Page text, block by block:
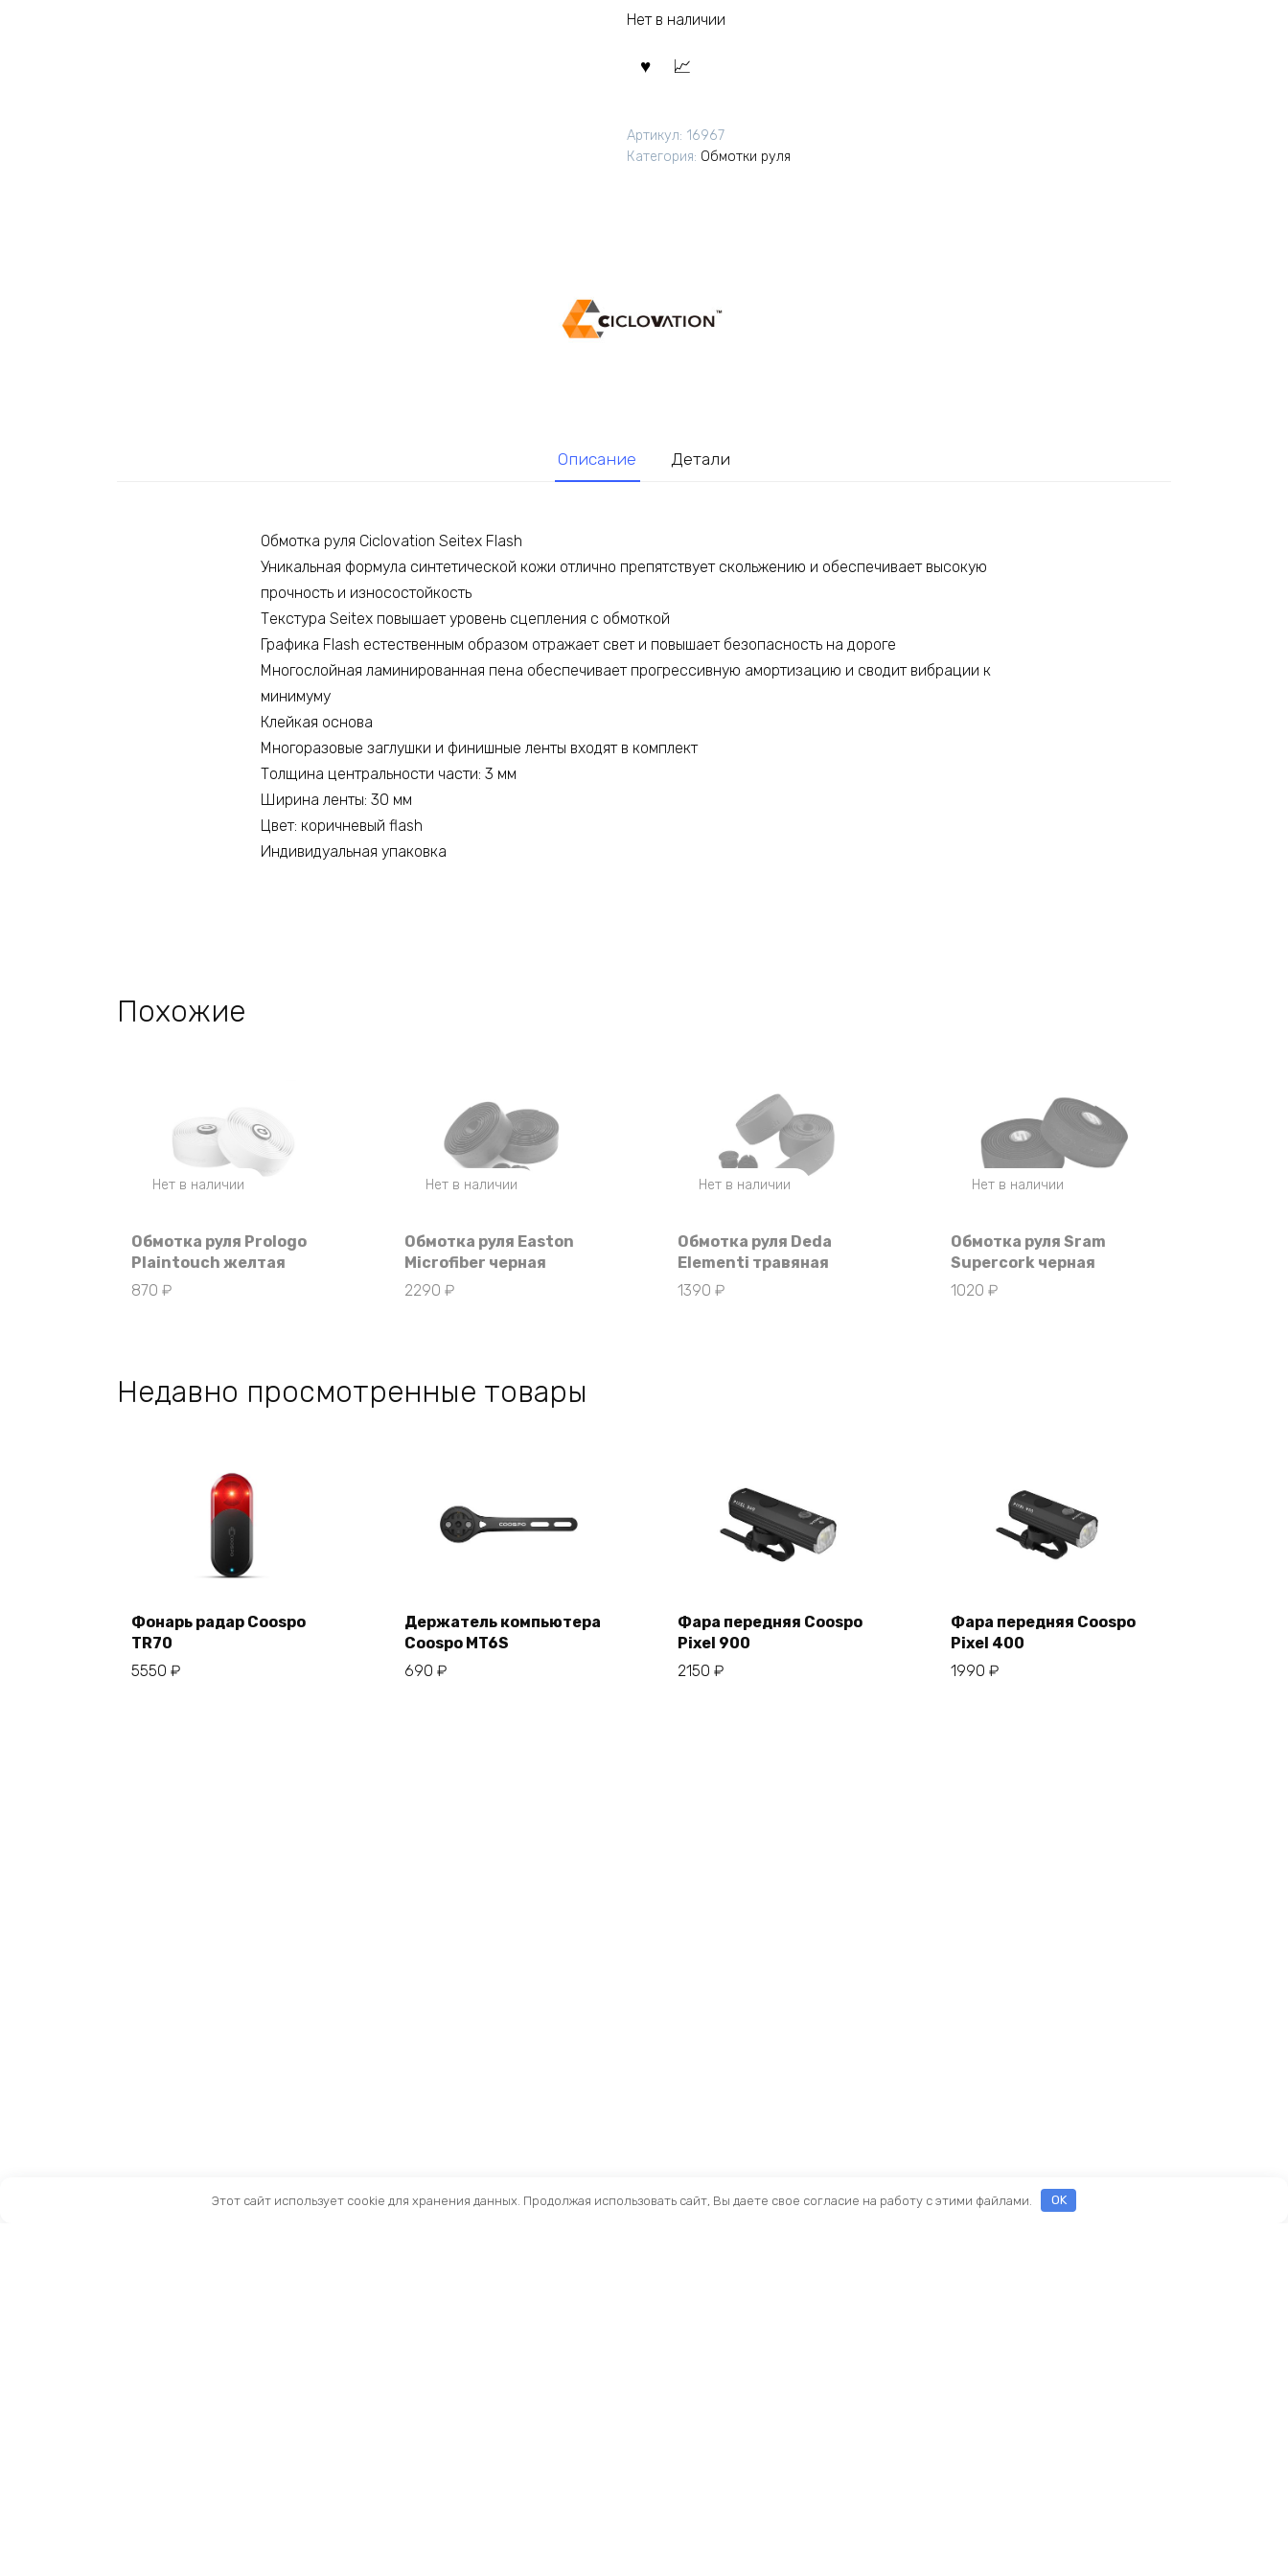
Нет в наличии
Артикул: 16967
Категория: Обмотки руля
Описание Детали
Обмотка руля Ciclovation Seitex Flash
Уникальная формула синтетической кожи отлично препятствует скольжению и обеспечивает высокую
прочность и износостойкость
Текстура Seitex повышает уровень сцепления с обмоткой
Графика Flash естественным образом отражает свет и повышает безопасность на дороге
Многослойная ламинированная пена обеспечивает прогрессивную амортизацию и сводит вибрации к
минимуму
Клейкая основа
Многоразовые заглушки и финишные ленты входят в комплект
Толщина центральности части: 3 мм
Ширина ленты: 30 мм
Цвет: коричневый flash
Индивидуальная упаковка
Похожие
Нет в наличии
Обмотка руля Prologo
Plaintouch желтая
870 ₽
Нет в наличии
Обмотка руля Easton
Microfiber черная
2290 ₽
Нет в наличии
Обмотка руля Deda
Elementi травяная
1390 ₽
Нет в наличии
Обмотка руля Sram
Supercork черная
1020 ₽
Недавно просмотренные товары
Фонарь радар Coospo
TR70
5550 ₽
Держатель компьютера
Coospo MT6S
690 ₽
Фара передняя Coospo
Pixel 900
2150 ₽
Фара передняя Coospo
Pixel 400
1990 ₽
Этот сайт использует cookie для хранения данных. Продолжая использовать сайт, Вы даете свое согласие на работу с этими файлами. OK